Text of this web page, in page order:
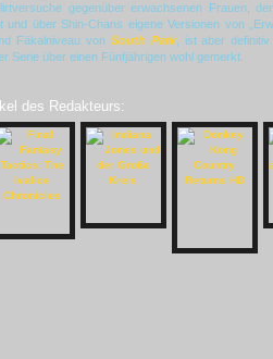
gegenüber erwachsenen Frauen,
und über Shin-Chans eigene Versionen von
Fäkalniveau von South Park, ist aber
Serie über einen Fünfjährigen wohl gemerkt.
des Redakteurs: